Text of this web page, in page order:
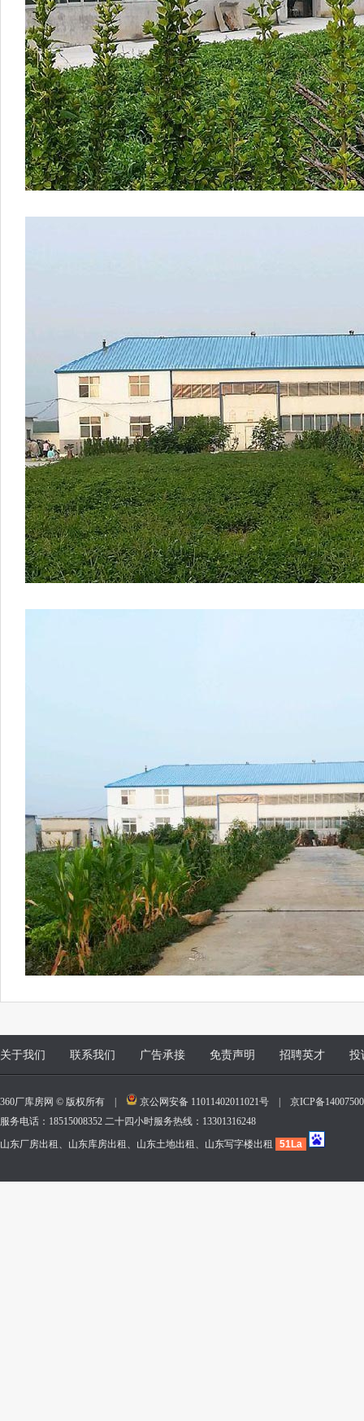
关于我们 联系我们 广告承接 免责声明 招聘英才 投
360厂库房网 © 版权所有 | 京公网安备 11011402011021号
京ICP备
服务电话：18515008352 二十四小时服务热线：13301316248
山东厂房出租、山东库房出租、山东土地出租、山东写字楼出租
51La